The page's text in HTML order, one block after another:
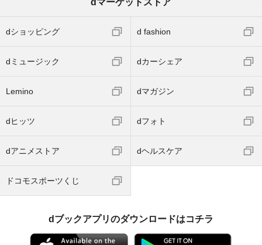
dショッピング d fashion
dミュージック dカーシェア
Lemino dマガジン
dヒッツ dフォト
dアニメストア dヘルスケア
ドコモスポーツくじ
dブックアプリのダウンロードはコチラ